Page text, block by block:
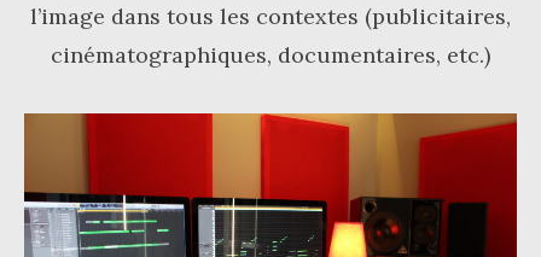
l’image dans tous les contextes (publicitaires,
cinématographiques, documentaires, etc.)